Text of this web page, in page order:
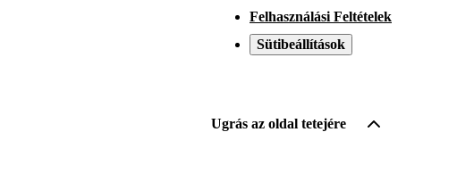
Felhasználási Feltételek
Sütibeállítások
Ugrás az oldal tetejére